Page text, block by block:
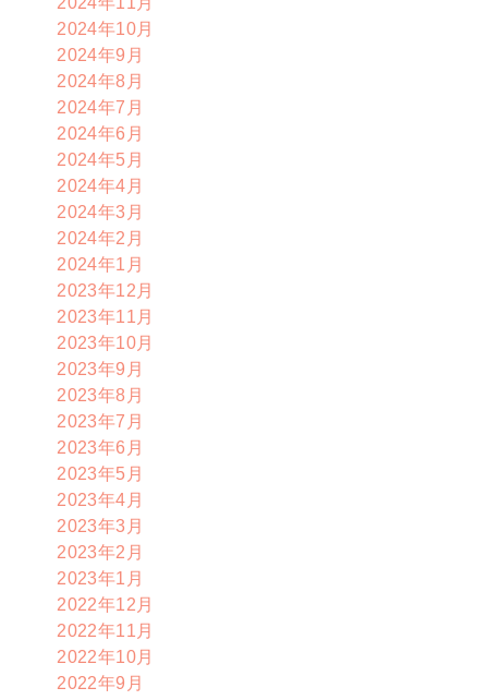
2024年10月
2024年9月
2024年8月
2024年7月
2024年6月
2024年5月
2024年4月
2024年3月
2024年2月
2024年1月
2023年12月
2023年11月
2023年10月
2023年9月
2023年8月
2023年7月
2023年6月
2023年5月
2023年4月
2023年3月
2023年2月
2023年1月
2022年12月
2022年11月
2022年10月
2022年9月